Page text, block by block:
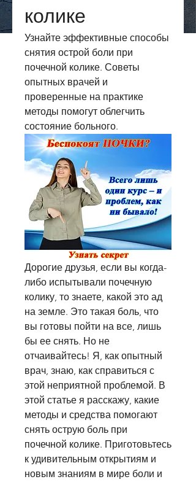
колике
Узнайте эффективные способы
снятия острой боли при
почечной колике. Советы
опытных врачей и
проверенные на практике
методы помогут облегчить
состояние больного.
Дорогие друзья, если вы когда-
либо испытывали почечную
колику, то знаете, какой это ад
на земле. Это такая боль, что
вы готовы пойти на все, лишь
бы ее снять. Но не
отчаивайтесь! Я, как опытный
врач, знаю, как справиться с
этой неприятной проблемой. В
этой статье я расскажу, какие
методы и средства помогают
снять острую боль при
почечной колике. Приготовьтесь
к удивительным открытиям и
новым знаниям в мире боли и